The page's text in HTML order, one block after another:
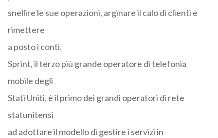
snellire le sue operazioni, arginare il calo di clienti e
rimettere
a posto i conti.
Sprint, il terzo più grande operatore di telefonia
mobile degli
Stati Uniti, è il primo dei grandi operatori di rete
statunitensi
ad adottare il modello di gestire i servizi in